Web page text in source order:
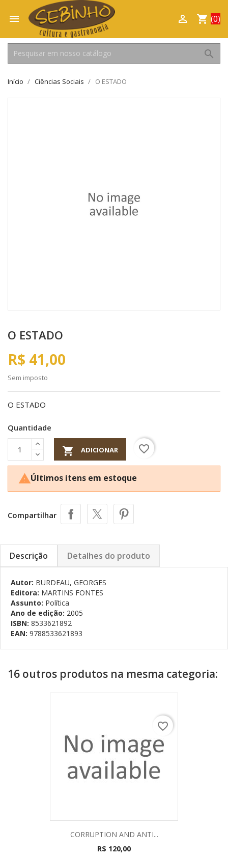
 shopping_cart (0)

search
Início Ciências Sociais O ESTADO
O ESTADO
R$ 41,00
Sem imposto
O ESTADO
Quantidade
 ADICIONAR favorite_border
Últimos itens em estoque
Compartilhar
Descrição Detalhes do produto
Autor: BURDEAU, GEORGES
Editora: MARTINS FONTES
Assunto: Política
Ano de edição: 2005
ISBN: 8533621892
EAN: 9788533621893
16 outros produtos na mesma categoria:
CORRUPTION AND ANTI...
R$ 120,00
favorite_border